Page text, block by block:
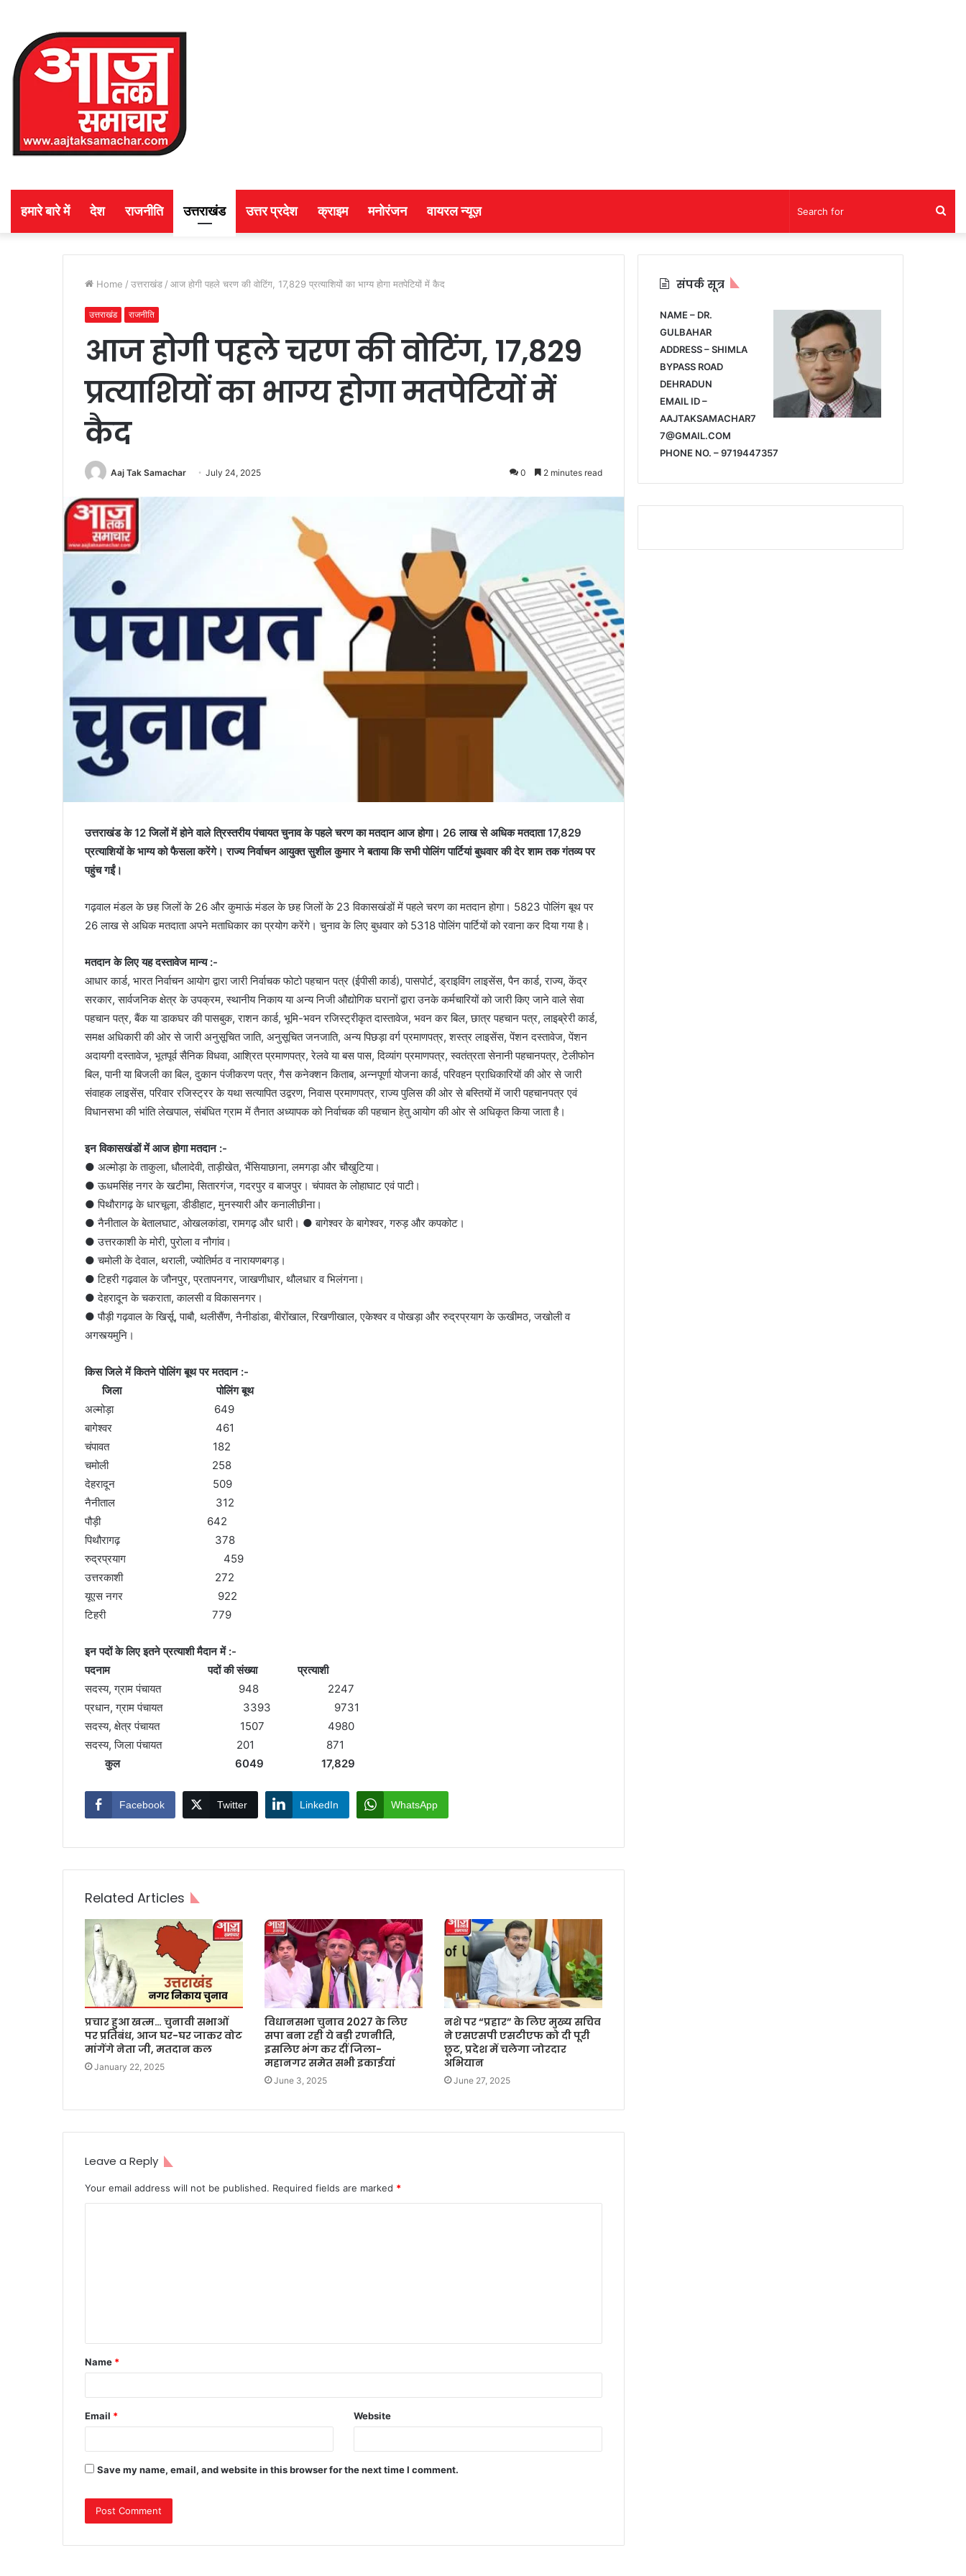
हमारे बारे में देश राजनीति उत्तराखंड उत्तर प्रदेश क्राइम मनोरंजन वायरल न्यूज़
Home / उत्तराखंड / आज होगी पहले चरण की वोटिंग, 17,829 प्रत्याशियों का भाग्य होगा मतपेटियों में कैद
उत्तराखंड राजनीति
आज होगी पहले चरण की वोटिंग, 17,829
प्रत्याशियों का भाग्य होगा मतपेटियों में
कैद
Aaj Tak Samachar July 24, 2025 0 2 minutes read
उत्तराखंड के 12 जिलों में होने वाले त्रिस्तरीय पंचायत चुनाव के पहले चरण का मतदान आज होगा। 26 लाख से अधिक मतदाता 17,829
प्रत्याशियों के भाग्य को फैसला करेंगे। राज्य निर्वाचन आयुक्त सुशील कुमार ने बताया कि सभी पोलिंग पार्टियां बुधवार की देर शाम तक गंतव्य पर
पहुंच गईं।
गढ़वाल मंडल के छह जिलों के 26 और कुमाऊं मंडल के छह जिलों के 23 विकासखंडों में पहले चरण का मतदान होगा। 5823 पोलिंग बूथ पर
26 लाख से अधिक मतदाता अपने मताधिकार का प्रयोग करेंगे। चुनाव के लिए बुधवार को 5318 पोलिंग पार्टियों को रवाना कर दिया गया है।
मतदान के लिए यह दस्तावेज मान्य :-
आधार कार्ड, भारत निर्वाचन आयोग द्वारा जारी निर्वाचक फोटो पहचान पत्र (ईपीसी कार्ड), पासपोर्ट, ड्राइविंग लाइसेंस, पैन कार्ड, राज्य, केंद्र
सरकार, सार्वजनिक क्षेत्र के उपक्रम, स्थानीय निकाय या अन्य निजी औद्योगिक घरानों द्वारा उनके कर्मचारियों को जारी किए जाने वाले सेवा
पहचान पत्र, बैंक या डाकघर की पासबुक, राशन कार्ड, भूमि-भवन रजिस्ट्रीकृत दास्तावेज, भवन कर बिल, छात्र पहचान पत्र, लाइब्रेरी कार्ड,
समक्ष अधिकारी की ओर से जारी अनुसूचित जाति, अनुसूचित जनजाति, अन्य पिछड़ा वर्ग प्रमाणपत्र, शस्त्र लाइसेंस, पेंशन दस्तावेज, पेंशन
अदायगी दस्तावेज, भूतपूर्व सैनिक विधवा, आश्रित प्रमाणपत्र, रेलवे या बस पास, दिव्यांग प्रमाणपत्र, स्वतंत्रता सेनानी पहचानपत्र, टेलीफोन
बिल, पानी या बिजली का बिल, दुकान पंजीकरण पत्र, गैस कनेक्शन किताब, अन्नपूर्णा योजना कार्ड, परिवहन प्राधिकारियों की ओर से जारी
संवाहक लाइसेंस, परिवार रजिस्ट्रर के यथा सत्यापित उद्वरण, निवास प्रमाणपत्र, राज्य पुलिस की ओर से बस्तियों में जारी पहचानपत्र एवं
विधानसभा की भांति लेखपाल, संबंधित ग्राम में तैनात अध्यापक को निर्वाचक की पहचान हेतु आयोग की ओर से अधिकृत किया जाता है।
इन विकासखंडों में आज होगा मतदान :-
● अल्मोड़ा के ताकुला, धौलादेवी, ताड़ीखेत, भैंसियाछाना, लमगड़ा और चौखुटिया।
● ऊधमसिंह नगर के खटीमा, सितारगंज, गदरपुर व बाजपुर। चंपावत के लोहाघाट एवं पाटी।
● पिथौरागढ़ के धारचूला, डीडीहाट, मुनस्यारी और कनालीछीना।
● नैनीताल के बेतालघाट, ओखलकांडा, रामगढ़ और धारी। ● बागेश्वर के बागेश्वर, गरुड़ और कपकोट।
● उत्तरकाशी के मोरी, पुरोला व नौगांव।
● चमोली के देवाल, थराली, ज्योतिर्मठ व नारायणबगड़।
● टिहरी गढ़वाल के जौनपुर, प्रतापनगर, जाखणीधार, थौलधार व भिलंगना।
● देहरादून के चकराता, कालसी व विकासनगर।
● पौड़ी गढ़वाल के खिर्सू, पाबौ, थलीसैंण, नैनीडांडा, बीरोंखाल, रिखणीखाल, एकेश्वर व पोखड़ा और रुद्रप्रयाग के ऊखीमठ, जखोली व
अगस्त्यमुनि।
किस जिले में कितने पोलिंग बूथ पर मतदान :-
जिला पोलिंग बूथ
अल्मोड़ा 649
बागेश्वर 461
चंपावत 182
चमोली 258
देहरादून 509
नैनीताल 312
पौड़ी 642
पिथौरागढ़ 378
रुद्रप्रयाग 459
उत्तरकाशी 272
यूएस नगर 922
टिहरी 779
इन पदों के लिए इतने प्रत्याशी मैदान में :-
पदनाम पदों की संख्या प्रत्याशी
सदस्य, ग्राम पंचायत 948 2247
प्रधान, ग्राम पंचायत 3393 9731
सदस्य, क्षेत्र पंचायत 1507 4980
सदस्य, जिला पंचायत 201 871
कुल 6049 17,829
Facebook Twitter LinkedIn WhatsApp
Related Articles
प्रचार हुआ खत्म… चुनावी सभाओं
पर प्रतिबंध, आज घर-घर जाकर वोट
मांगेंगे नेता जी, मतदान कल
January 22, 2025
विधानसभा चुनाव 2027 के लिए
सपा बना रही ये बड़ी रणनीति,
इसलिए भंग कर दीं जिला-
महानगर समेत सभी इकाईयां
June 3, 2025
नशे पर “प्रहार” के लिए मुख्य सचिव
ने एसएसपी एसटीएफ को दी पूरी
छूट, प्रदेश में चलेगा जोरदार
अभियान
June 27, 2025
Leave a Reply
Your email address will not be published. Required fields are marked *
t
*
Name *
Email * Website
Save my name, email, and website in this browser for the next time I comment.
संपर्क सूत्र
NAME – DR.
GULBAHAR
ADDRESS – SHIMLA
BYPASS ROAD
DEHRADUN
EMAIL ID –
AAJTAKSAMACHAR7
7@GMAIL.COM
PHONE NO. – 9719447357